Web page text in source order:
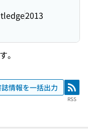
2013
。
情報を一括出力 RSS
RSS